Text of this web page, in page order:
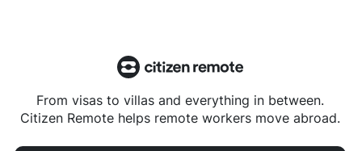
From visas to villas and everything in between.
Citizen Remote helps remote workers move abroad.